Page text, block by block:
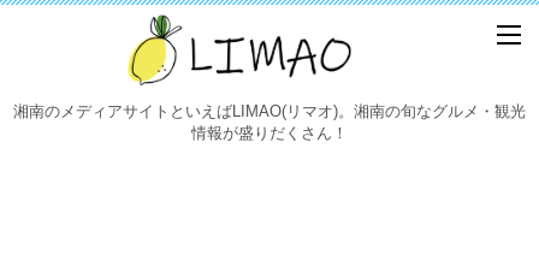
湘南のメディアサイトといえばLIMAO(リマオ)。湘南の旬なグルメ・観光
情報が盛りだくさん！